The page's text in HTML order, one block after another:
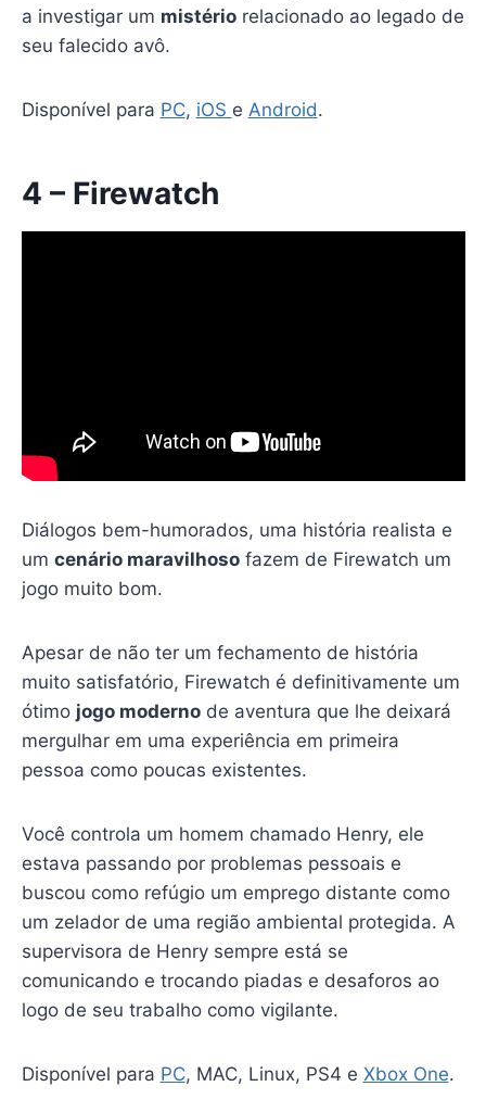
a investigar um mistériorelacionado ao legado de
seu falecido avô.
Disponível para PC, iOS e Android.
4 – Firewatch
Diálogos bem-humorados, uma história realista e
um cenário maravilhosofazem de Firewatch um
jogo muito bom.
Apesar de não ter um fechamento de história
muito satisfatório, Firewatch é definitivamente um
ótimo jogo modernode aventura que lhe deixará
mergulhar em uma experiência em primeira
pessoa como poucas existentes.
Você controla um homem chamado Henry, ele
estava passando por problemas pessoais e
buscou como refúgio um emprego distante como
um zelador de uma região ambiental protegida. A
supervisora de Henry sempre está se
comunicando e trocando piadas e desaforos ao
logo de seu trabalho como vigilante.
Disponível para PC, MAC, Linux, PS4 e Xbox One.